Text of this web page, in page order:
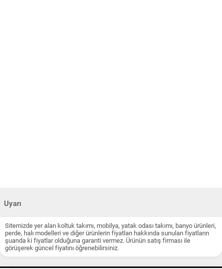
Uyarı
Sitemizde yer alan koltuk takımı, mobilya, yatak odası takımı, banyo ürünleri,
perde, halı modelleri ve diğer ürünlerin fiyatları hakkında sunulan fiyatların
şuanda ki fiyatlar olduğuna garanti vermez. Ürünün satış firması ile
görüşerek güncel fiyatını öğrenebilirsiniz.